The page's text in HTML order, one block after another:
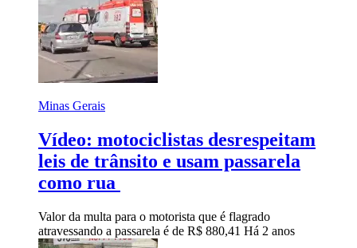
Minas Gerais
Vídeo: motociclistas desrespeitam
leis de trânsito e usam passarela
como rua
Valor da multa para o motorista que é flagrado
atravessando a passarela é de R$ 880,41 Há 2 anos